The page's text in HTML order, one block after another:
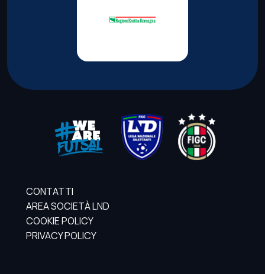
CONTATTI
AREA SOCIETÀ LND
COOKIE POLICY
PRIVACY POLICY